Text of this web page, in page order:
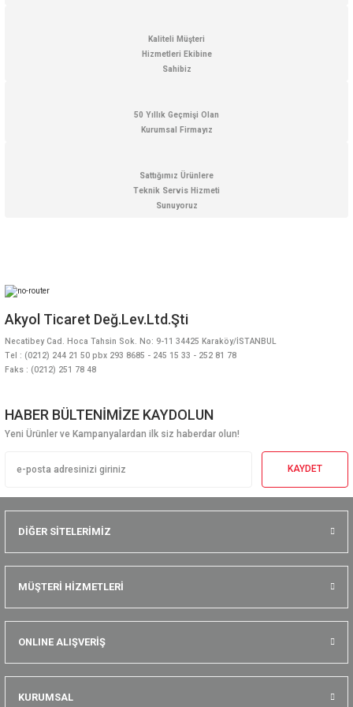
Kaliteli Müşteri
Hizmetleri Ekibine
Sahibiz
50 Yıllık Geçmişi Olan
Kurumsal Firmayız
Sattığımız Ürünlere
Teknik Servis Hizmeti
Sunuyoruz
Akyol Ticaret Değ.Lev.Ltd.Şti
Necatibey Cad. Hoca Tahsin Sok. No: 9-11 34425 Karaköy/İSTANBUL
Tel : (0212) 244 21 50 pbx 293 8685 - 245 15 33 - 252 81 78
Faks : (0212) 251 78 48
HABER BÜLTENİMİZE KAYDOLUN
Yeni Ürünler ve Kampanyalardan ilk siz haberdar olun!
KAYDET
DİĞER SİTELERİMİZ
MÜŞTERİ HİZMETLERİ
ONLINE ALIŞVERİŞ
KURUMSAL